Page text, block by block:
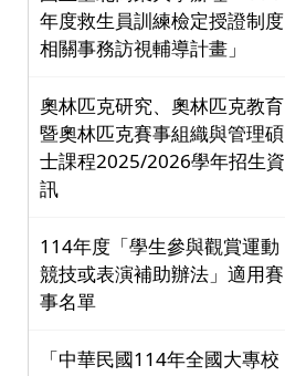
年度救生員訓練檢定授證制度
相關事務訪視輔導計畫」
奧林匹克研究、奧林匹克教育
暨奧林匹克賽事組織與管理碩
士課程2025/2026學年招生資
訊
114年度「學生參與觀賞運動
競技或表演補助辦法」適用賽
事名單
「中華民國114年全國大專校